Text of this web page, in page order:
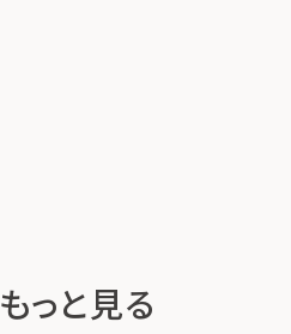
もっと見る